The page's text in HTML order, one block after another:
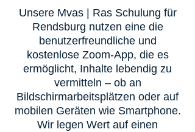
Unsere Mvas | Ras Schulung für
Rendsburg nutzen eine die
benutzerfreundliche und
kostenlose Zoom-App, die es
ermöglicht, Inhalte lebendig zu
vermitteln – ob an
Bildschirmarbeitsplätzen oder auf
mobilen Geräten wie Smartphone.
Wir legen Wert auf einen